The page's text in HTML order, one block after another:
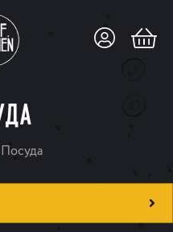
Посуда